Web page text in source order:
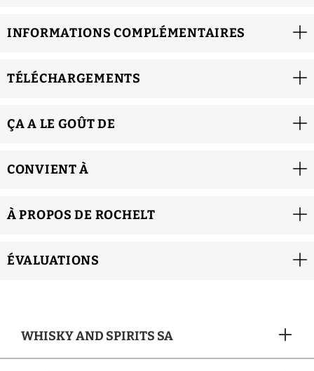
INFORMATIONS COMPLÉMENTAIRES
TÉLÉCHARGEMENTS
ÇA A LE GOÛT DE
CONVIENT À
À PROPOS DE ROCHELT
ÉVALUATIONS
WHISKY AND SPIRITS SA